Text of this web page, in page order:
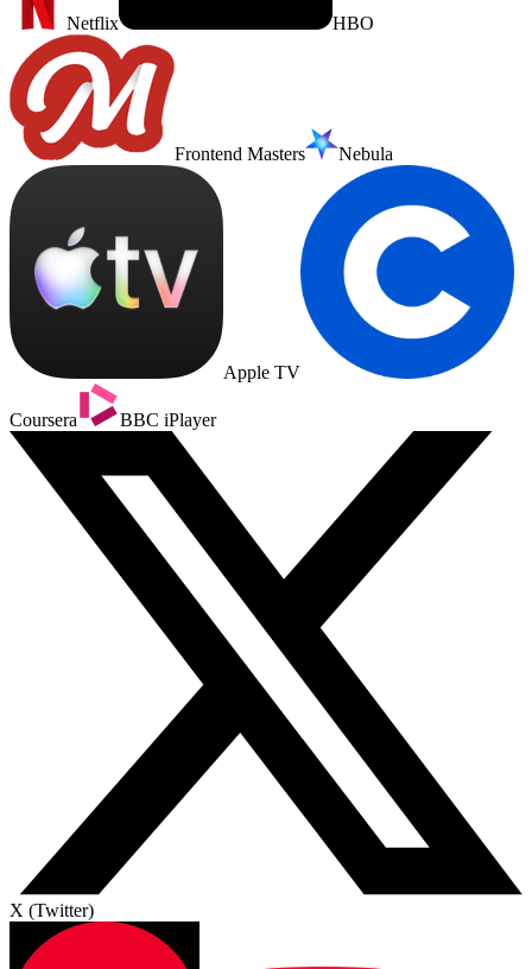
Netflix HBO
Frontend Masters Nebula
Apple TV
Coursera BBC iPlayer
X (Twitter)